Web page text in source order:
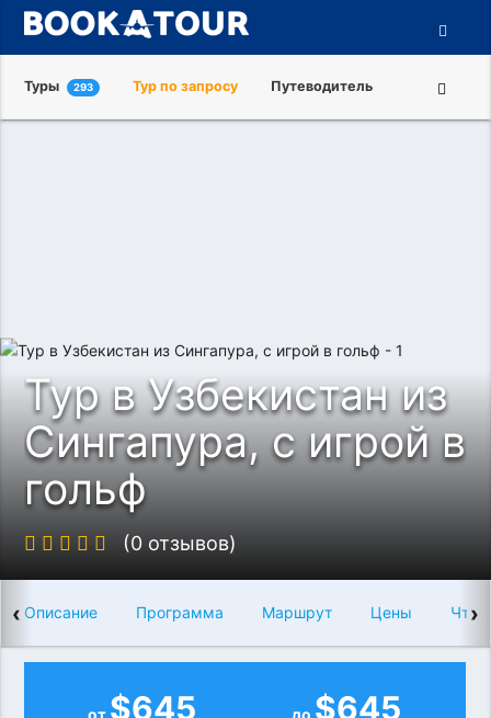
Туры 293 Тур по запросу Путеводитель
Тур в Узбекистан из
Сингапура, с игрой в
гольф
(0 отзывов)
Описание Программа Маршрут Цены Что
‹ ›
от $645 до $645